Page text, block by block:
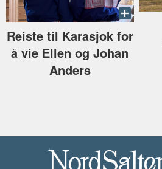
Reiste til Karasjok for
å vie Ellen og Johan
Anders